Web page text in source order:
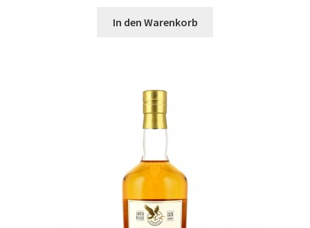
In den Warenkorb